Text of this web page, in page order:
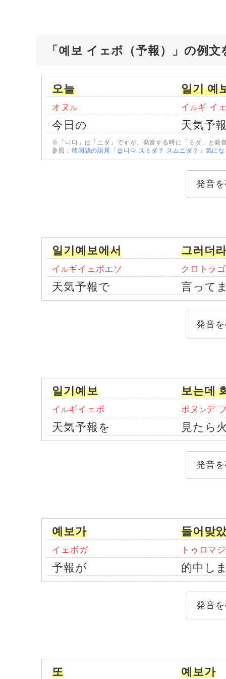
「예보 イェボ（予報）」の例
오늘 일기 예
オヌ ル イ ルギ イ
今日の 天気予
※「니다」は「ニダ」ですが、発音する時に「ミダ」と発
参照： 韓国語の語尾「습니다 スミダ？ スムニダ？」気に
発音
일기예보에서 그러더
イ ルギイェボエソ クロトラ
天気予報で 言って
発音
일기예보 보는데
イ ルギイェボ ポヌ ンデ
天気予報を 見たら
発音
예보가 들어맞
イェボガ トゥロマ
予報が 的中し
発音
또 예보가